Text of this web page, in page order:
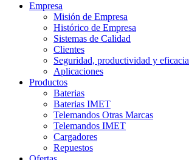
Empresa
Misión de Empresa
Histórico de Empresa
Sistemas de Calidad
Clientes
Seguridad, productividad y eficacia
Aplicaciones
Productos
Baterias
Baterias IMET
Telemandos Otras Marcas
Telemandos IMET
Cargadores
Repuestos